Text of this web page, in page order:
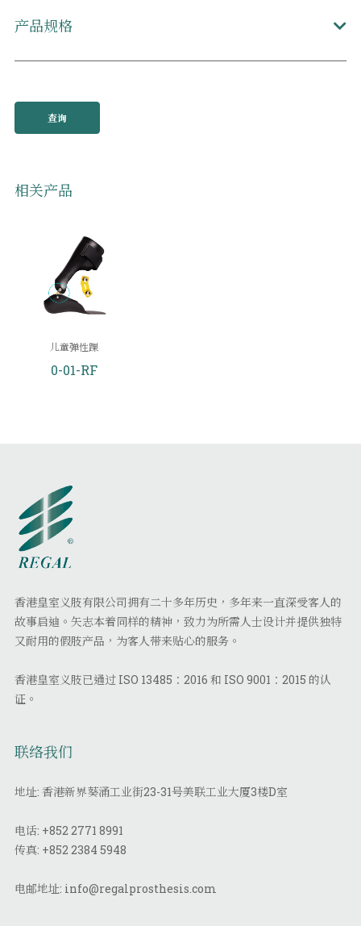
产品规格
查询
相关产品
儿童弹性踝
0-01-RF
香港皇室义肢有限公司拥有二十多年历史，多年来一直深受客人的
故事启迪。矢志本着同样的精神，致力为所需人士设计并提供独特
又耐用的假肢产品，为客人带来贴心的服务。
香港皇室义肢已通过 ISO 13485：2016 和 ISO 9001：2015 的认
证。
联络我们
地址: 香港新界葵涌工业街23-31号美联工业大厦3楼D室
电话: +852 2771 8991
传真: +852 2384 5948
电邮地址: info@regalprosthesis.com